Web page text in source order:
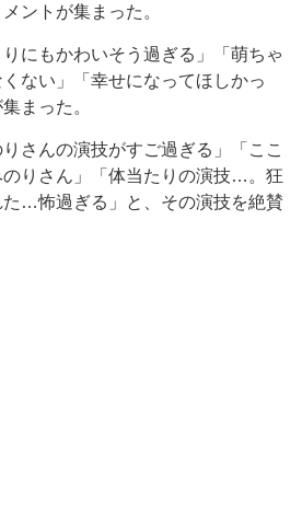
ントが集まった。
にもかわいそう過ぎる」「萌ちゃ
ない」「幸せになってほしかっ
まった。
さんの演技がすご過ぎる」「ここ
のりさん」「体当たりの演技…。狂
…怖過ぎる」と、その演技を絶賛